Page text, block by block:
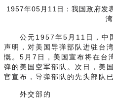
1957年05月11日：我国政府发
湾
公元1957年5月11日，中
声明，对美国导弹部队进驻台
慨。5月7日，美国宣布将在台
弹的美国空军部队。次日，美
官宣布，导弹部队的先头部队
外交部的